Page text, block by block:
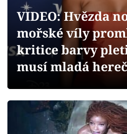
Videa
Sledujte prima+
Sledujte nás
VIDEO: Hvězda
mořské víly
kritice barvy
musí mladá